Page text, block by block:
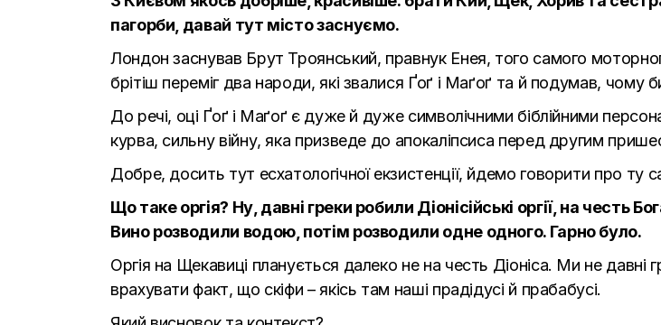
пагорби, давай тут місто заснуємо.
Лондон заснував Брут Троянський, правнук Енея, того самого
брітіш переміг два народи, які звалися Ґоґ і Маґоґ та й подумав, чому
До речі, оці Ґоґ і Маґоґ є дуже й дуже символічними біблійними
курва, сильну війну, яка призведе до апокаліпсиса перед другим
Добре, досить тут есхатологічної екзистенції, йдемо говорити про ту
Що таке оргія? Ну, давні греки робили Діонісійські оргії, на честь
Вино розводили водою, потім розводили одне одного. Гарно було.
Оргія на Щекавиці планується далеко не на честь Діоніса. Ми не
врахувати факт, що скіфи – якісь там наші прадідусі й прабабусі.